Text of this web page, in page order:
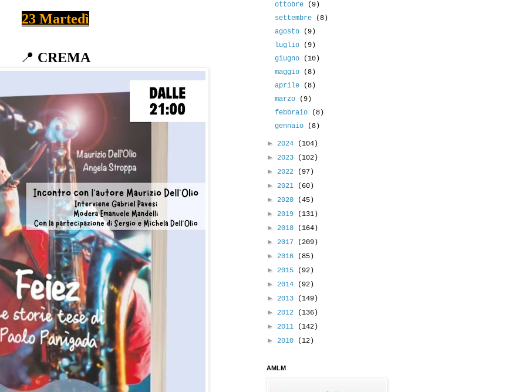
23 Martedì
📍 CREMA
ottobre
(9)
settembre
(8)
agosto
(9)
luglio
(9)
giugno
(10)
maggio
(8)
aprile
(8)
marzo
(9)
febbraio
(8)
gennaio
(8)
► 2024
(104)
► 2023
(102)
► 2022
(97)
► 2021
(60)
► 2020
(45)
► 2019
(131)
► 2018
(164)
► 2017
(209)
► 2016
(85)
► 2015
(92)
► 2014
(92)
► 2013
(149)
► 2012
(136)
► 2011
(142)
► 2010 (12)
AMLM